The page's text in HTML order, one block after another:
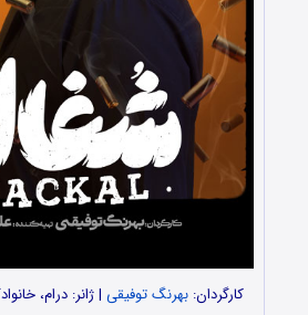
کارگردان: بهرنگ توفیقی | ژانر: درام،